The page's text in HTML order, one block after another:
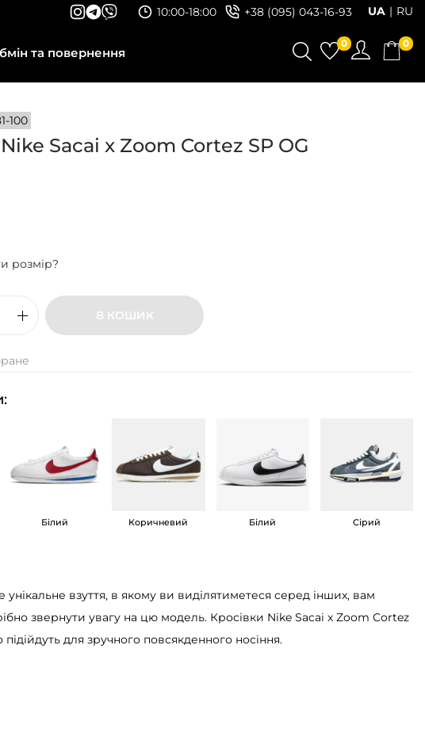
10:00-18:00 +38 (095) 043-16-93 UA RU
та повернення
0 0
100
Sacai x Zoom Cortez SP OG
розмір?
В КОШИК
Білий Коричневий Білий Сірий
взуття, в якому ви виділятиметеся серед інших, вам
звернути увагу на цю модель. Кросівки Nike Sacai x Zoom Cortez
підійдуть для зручного повсякденного носіння.